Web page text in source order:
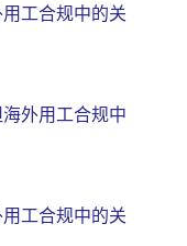
工合规中的关
外用工合规中
工合规中的关